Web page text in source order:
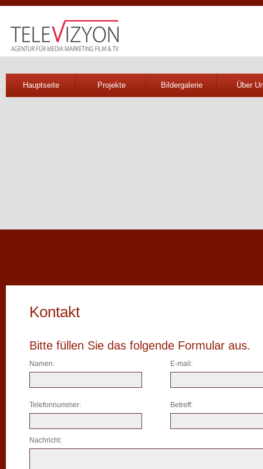
Hauptseite Projekte Bildergalerie Über
Kontakt
Bitte füllen Sie das folgende Formular aus.
Namen: E-mail:
Telefonnummer: Betreff:
Nachricht: